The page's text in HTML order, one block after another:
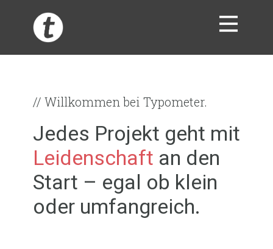
START
KONTAKT
AVG
IMPRESSUM
// Willkommen bei Typometer.
Jedes Projekt geht mit
Leidenschaft an den
Start – egal ob klein
oder umfangreich.